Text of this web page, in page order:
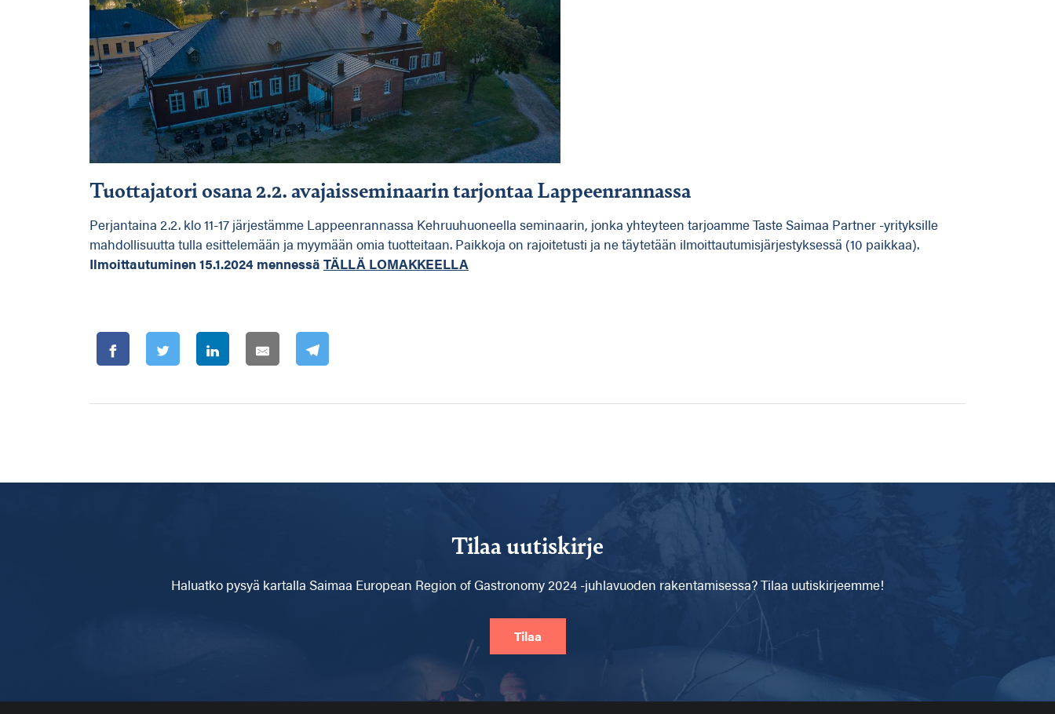
Tuottajatori osana 2.2. avajaisseminaarin tarjontaa Lappeenrannassa
Perjantaina 2.2. klo 11-17 järjestämme Lappeenrannassa Kehruuhuoneella seminaarin, jonka yhteyteen tarjoamme Taste Saimaa Partner -yrityksille
mahdollisuutta tulla esittelemään ja myymään omia tuotteitaan. Paikkoja on rajoitetusti ja ne täytetään ilmoittautumisjärjestyksessä (10 paikkaa).
Ilmoittautuminen 15.1.2024 mennessä TÄLLÄ LOMAKKEELLA
Tilaa uutiskirje
Haluatko pysyä kartalla Saimaa European Region of Gastronomy 2024 -juhlavuoden rakentamisessa? Tilaa uutiskirjeemme!
Tilaa